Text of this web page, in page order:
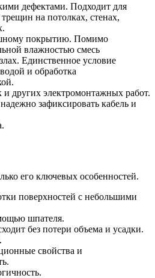
дефектами. Подходит для
на потолках, стенах,
покрытию. Помимо
влажностью смесь
Единственное условие
и обработка
и других электромонтажных работ.
надежно зафиксировать кабель и
его ключевых особенностей.
поверхностей с небольшими
шпателя.
без потери объема и усадки.
свойства и